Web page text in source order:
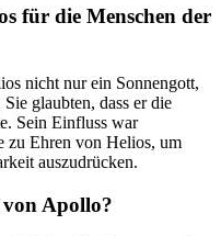
für die Menschen der
nicht nur‌ ein Sonnengott,
glaubten, dass⁣ er die
Sein Einfluss ​war
​zu Ehren von‍ Helios, um
auszudrücken.
⁤von ⁣Apollo?